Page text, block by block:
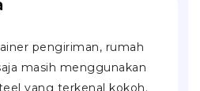
pengiriman, rumah
masih menggunakan
yang terkenal kokoh.